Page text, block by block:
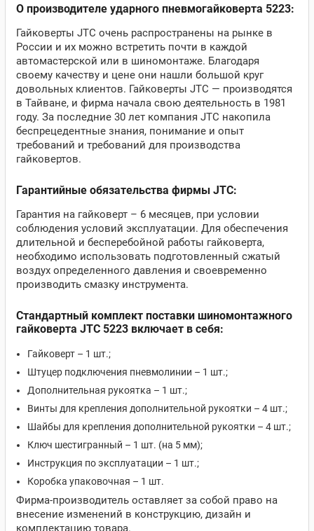
О производителе ударного пневмогайковерта 5223:
Гайковерты JTC очень распространены на рынке в
России и их можно встретить почти в каждой
автомастерской или в шиномонтаже. Благодаря
своему качеству и цене они нашли большой круг
довольных клиентов. Гайковерты JTC — производятся
в Тайване, и фирма начала свою деятельность в 1981
году. За последние 30 лет компания JTC накопила
беспрецедентные знания, понимание и опыт
требований и требований для производства
гайковертов.
Гарантийные обязательства фирмы JTC:
Гарантия на гайковерт – 6 месяцев, при условии
соблюдения условий эксплуатации. Для обеспечения
длительной и бесперебойной работы гайковерта,
необходимо использовать подготовленный сжатый
воздух определенного давления и своевременно
производить смазку инструмента.
Стандартный комплект поставки шиномонтажного
гайковерта JTC 5223 включает в себя:
Гайковерт – 1 шт.;
Штуцер подключения пневмолинии – 1 шт.;
Дополнительная рукоятка – 1 шт.;
Винты для крепления дополнительной рукоятки – 4 шт.;
Шайбы для крепления дополнительной рукоятки – 4 шт.;
Ключ шестигранный – 1 шт. (на 5 мм);
Инструкция по эксплуатации – 1 шт.;
Коробка упаковочная – 1 шт.
Фирма-производитель оставляет за собой право на
внесение изменений в конструкцию, дизайн и
комплектацию товара.